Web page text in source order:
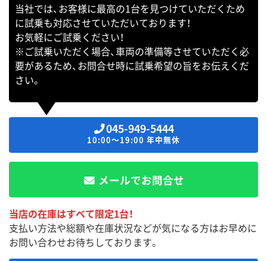
当社では、お客様に最高の1台を見つけていただくため
に試乗も対応させていただいております！
お気軽にご試乗ください！
※ご試乗いただく場合、車両の準備等させていただく必
要があるため、お問合せ時に試乗希望の旨をお伝えくだ
さい。
045-949-5444
10:00～19:00 年中無休
メールでお問合せ
当店の在庫はすべて限定1台！
支払い方法や総額や在庫状況などが気になる方はお早めに
お問い合わせお待ちしております。